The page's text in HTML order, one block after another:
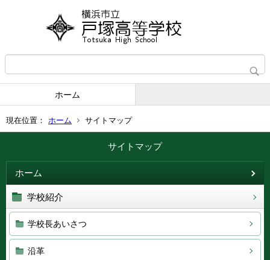
ホーム
現在位置： ホーム サイトマップ
サイトマップ
ホーム
学校紹介
学校長あいさつ
沿革